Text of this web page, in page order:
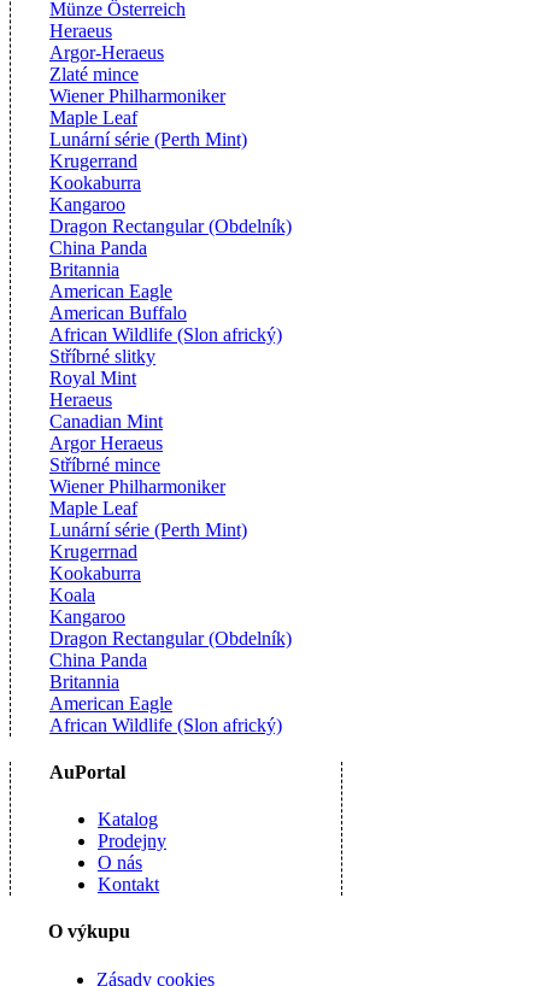
Münze Österreich
Heraeus
Argor-Heraeus
Zlaté mince
Wiener Philharmoniker
Maple Leaf
Lunární série (Perth Mint)
Krugerrand
Kookaburra
Kangaroo
Dragon Rectangular (Obdelník)
China Panda
Britannia
American Eagle
American Buffalo
African Wildlife (Slon africký)
Stříbrné slitky
Royal Mint
Heraeus
Canadian Mint
Argor Heraeus
Stříbrné mince
Wiener Philharmoniker
Maple Leaf
Lunární série (Perth Mint)
Krugerrnad
Kookaburra
Koala
Kangaroo
Dragon Rectangular (Obdelník)
China Panda
Britannia
American Eagle
African Wildlife (Slon africký)
AuPortal
Katalog
Prodejny
O nás
Kontakt
O výkupu
Zásady cookies